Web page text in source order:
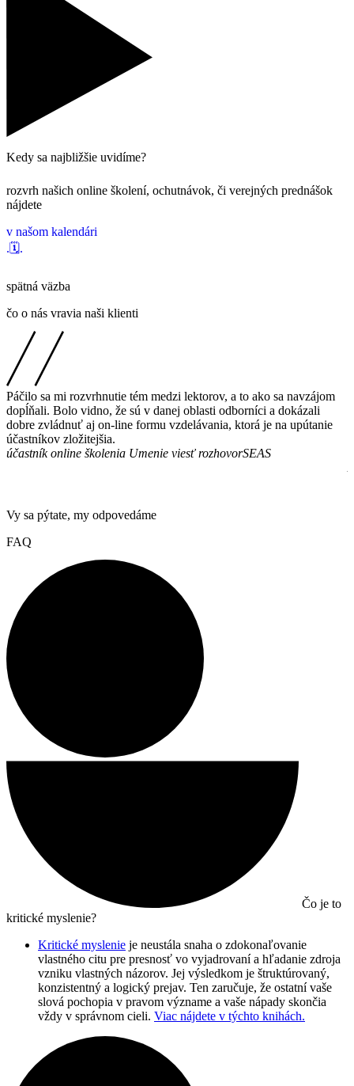
Kedy sa najbližšie uvidíme?
rozvrh našich online školení, ochutnávok, či verejných prednášok
nájdete
v našom kalendári
.🗓.
spätná väzba
čo o nás vravia naši klienti
Páčilo sa mi rozvrhnutie tém medzi lektorov, a to ako sa navzájom
dopĺňali. Bolo vidno, že sú v danej oblasti odborníci a dokázali
dobre zvládnuť aj on-line formu vzdelávania, ktorá je na upútanie
účastníkov zložitejšia.
účastník online školenia Umenie viesť rozhovorSEAS
Vy sa pýtate, my odpovedáme
FAQ
Čo je to
kritické myslenie?
Kritické myslenie je neustála snaha o zdokonaľovanie
vlastného citu pre presnosť vo vyjadrovaní a hľadanie zdroja
vzniku vlastných názorov. Jej výsledkom je štruktúrovaný,
konzistentný a logický prejav. Ten zaručuje, že ostatní vaše
slová pochopia v pravom význame a vaše nápady skončia
vždy v správnom cieli. Viac nájdete v týchto knihách.